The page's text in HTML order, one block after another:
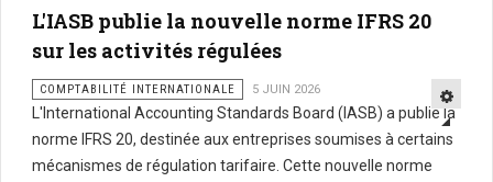
L'IASB publie la nouvelle norme IFRS 20
sur les activités régulées
COMPTABILITÉ INTERNATIONALE 5 JUIN 2026
L'International Accounting Standards Board (IASB) a publié la
norme IFRS 20, destinée aux entreprises soumises à certains
mécanismes de régulation tarifaire. Cette nouvelle norme